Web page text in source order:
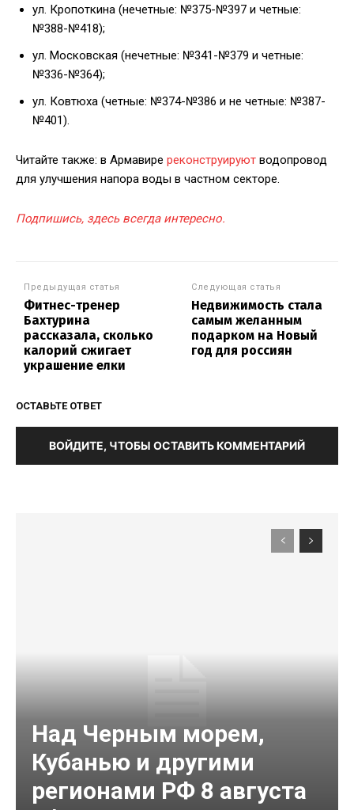
ул. Кропоткина (нечетные: №375-№397 и четные:
№388-№418);
ул. Московская (нечетные: №341-№379 и четные:
№336-№364);
ул. Ковтюха (четные: №374-№386 и не четные: №387-
№401).
Читайте также: в Армавире реконструируют водопровод
для улучшения напора воды в частном секторе.
Подпишись, здесь всегда интересно.
Предыдущая статья
Фитнес-тренер
Бахтурина
рассказала, сколько
калорий сжигает
украшение елки
Следующая статья
Недвижимость стала
самым желанным
подарком на Новый
год для россиян
ОСТАВЬТЕ ОТВЕТ
ВОЙДИТЕ, ЧТОБЫ ОСТАВИТЬ КОММЕНТАРИЙ
Над Черным морем,
Кубанью и другими
регионами РФ 8 августа